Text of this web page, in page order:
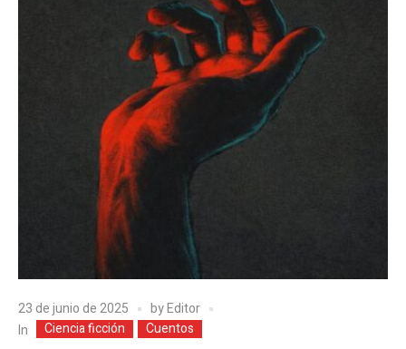
23 de junio de 2025 byEditor
In
Ciencia ficción Cuentos